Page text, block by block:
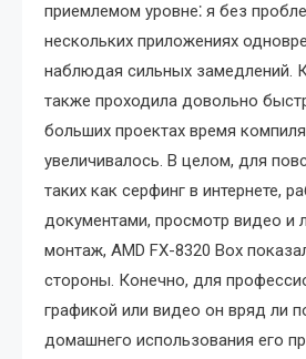
приемлемом уровне⁚ я без
нескольких приложениях
наблюдая сильных замедлений.
также проходила довольно
больших проектах время
увеличивалось. В целом, для
таких как серфинг в интернете,
документами, просмотр видео и
монтаж, AMD FX-8320 Box
стороны. Конечно, для
графикой или видео он вряд ли
домашнего использования его